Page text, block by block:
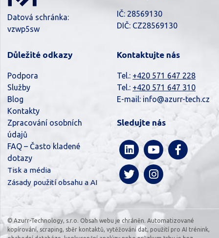
Datová schránka:
vzwp5sw
IČ: 28569130
DIČ: CZ28569130
Důležité odkazy
Podpora
Služby
Blog
Kontakty
Zpracování osobních
údajů
FAQ – Často kladené
dotazy
Tisk a média
Zásady použití obsahu a AI
Kontaktujte nás
Tel.: +420 571 647 228
Tel.: +420 571 647 310
E-mail: info@azurr-tech.cz
Sledujte nás
© Azurr-Technology, s.r.o. Obsah webu je chráněn. Automatizované
kopírování, scraping, sběr kontaktů, vytěžování dat, použití pro AI trénink,